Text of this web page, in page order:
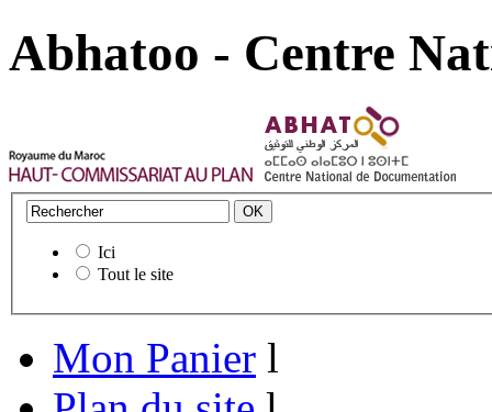
Abhatoo - Centre
Ici
Tout le site
Mon Panier l